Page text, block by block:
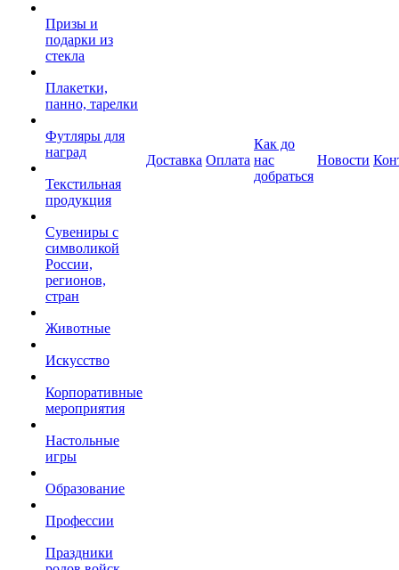
Призы и
подарки из
стекла
Плакетки,
панно, тарелки
Футляры для
наград
Текстильная
продукция
Сувениры с
символикой
России,
регионов,
стран
Животные
Искусство
Корпоративные
мероприятия
Настольные
игры
Образование
Профессии
Праздники
Доставка Оплата
Как до
нас
добраться
Новости